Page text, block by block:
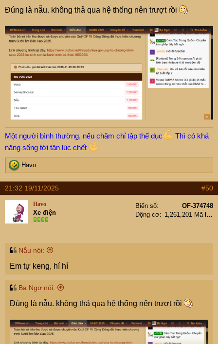
Đúng là nẫu. không thả qua hệ thống nên trượt rồi
Một người bình thường, nếu chăm chỉ tập thể dục
Thì có khả
năng sống tới tận lúc chết
R
e
a
c
t
i
o
n
s
Havo
21:32 19/11/2025 #50
Havo
Xe điện
Biển số
OF-374748
Động cơ
Nẫu nói:
Em tự keng, hí hí
Ba Ngơ nói:
Đúng là nẫu. không thả qua hệ thống nên trượt rồi